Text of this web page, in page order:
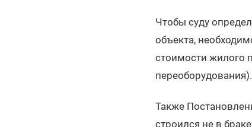
Чтобы суду
объекта,
стоимости жилого
переоборудования).
Также
строился не в